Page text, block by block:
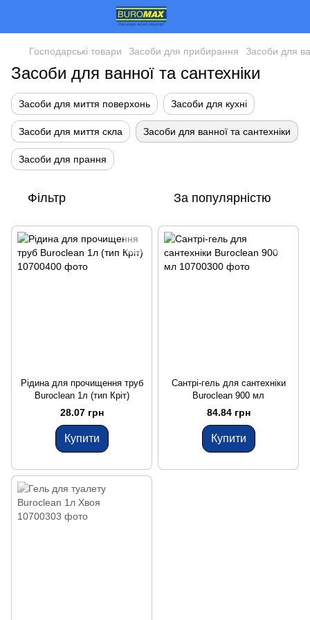
Господарські товари Засоби для прибирання Засоби для
Засоби для ванної та сантехніки
Засоби для миття поверхонь Засоби для кухні
Засоби для миття скла Засоби для ванної та сантехніки
Засоби для прання
Фільтр За популярністю
Рідина для прочищення труб
Buroclean 1л (тип Кріт)
28.07 грн
Купити
Сантрі-гель для сантехніки
Buroclean 900 мл
84.84 грн
Купити